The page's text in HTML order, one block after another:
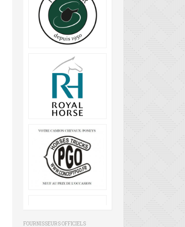
FOURNISSEURS OFFICIELS